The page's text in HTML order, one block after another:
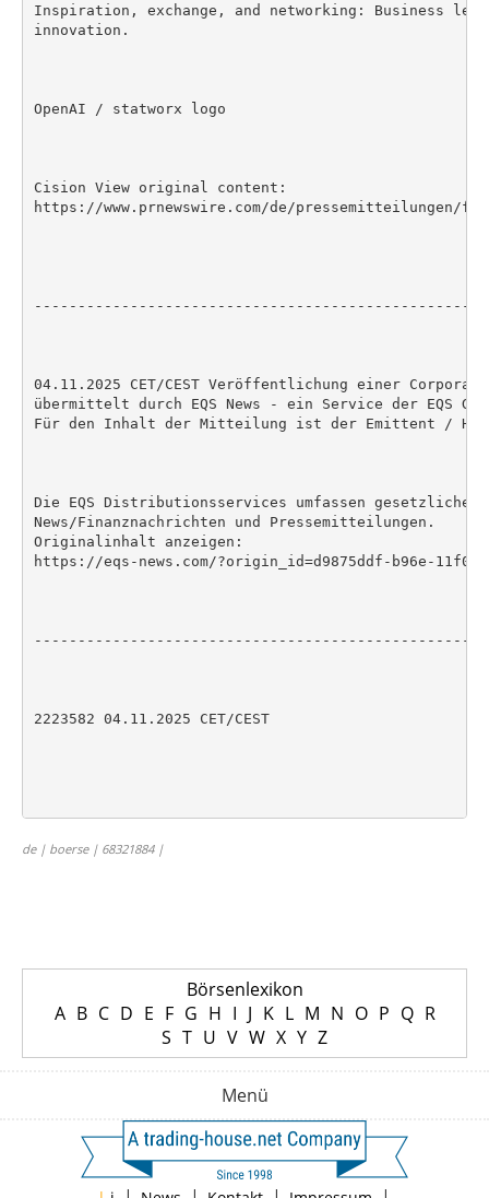
Inspiration, exchange, and networking: Business
innovation.
OpenAI / statworx logo
Cision View original content:
https://www.prnewswire.com/de/
04.11.2025 CET/CEST Veröffentlichung einer
übermittelt durch EQS News - ein Service der EQS
Für den Inhalt der Mitteilung ist der Emittent /
Die EQS Distributionsservices umfassen gesetzliche
News/Finanznachrichten und Pressemitteilungen.
Originalinhalt anzeigen:
https://eqs-news.com/?origin_id=d9875ddf-b96e-11f0-
2223582 04.11.2025 CET/CEST
de | boerse | 68321884 |
Börsenlexikon
A B C D E F G H I J K L M N O P Q R
S T U V W X Y Z
Menü